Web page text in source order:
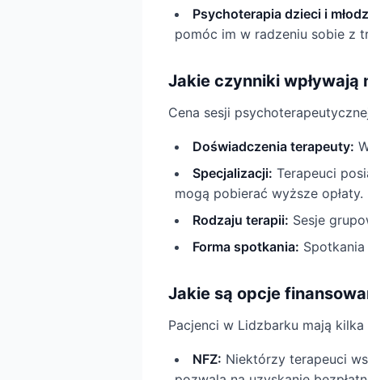
Psychoterapia dzieci i
pomóc im w radzeniu sobie z
Jakie czynniki
Cena sesji
Doświadczenia terapeuty:
Specjalizacji: Terapeuci
mogą pobierać wyższe opłaty.
Rodzaju terapii: Sesje
Forma spotkania:
Jakie są opcje
Pacjenci w Lidzbarku mają
NFZ: Niektórzy terapeuci